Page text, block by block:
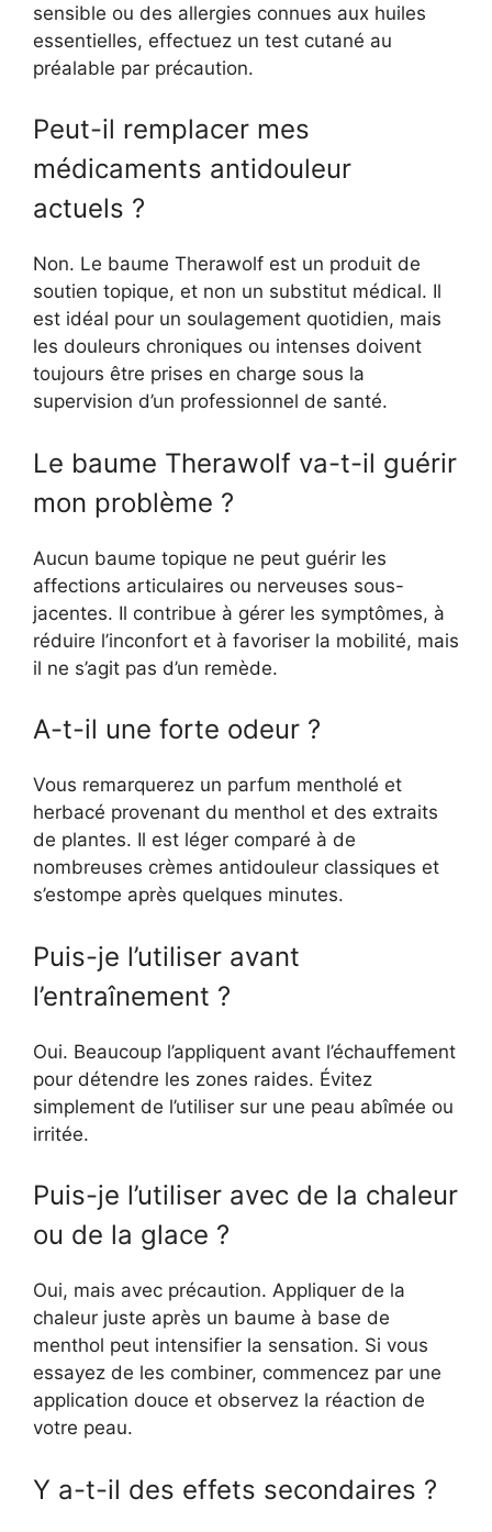
sensible ou des allergies connues aux huiles
essentielles, effectuez un test cutané au
préalable par précaution.
Peut-il remplacer mes
médicaments antidouleur
actuels ?
Non. Le baume Therawolf est un produit de
soutien topique, et non un substitut médical. Il
est idéal pour un soulagement quotidien, mais
les douleurs chroniques ou intenses doivent
toujours être prises en charge sous la
supervision d’un professionnel de santé.
Le baume Therawolf va-t-il guérir
mon problème ?
Aucun baume topique ne peut guérir les
affections articulaires ou nerveuses sous-
jacentes. Il contribue à gérer les symptômes, à
réduire l’inconfort et à favoriser la mobilité, mais
il ne s’agit pas d’un remède.
A-t-il une forte odeur ?
Vous remarquerez un parfum mentholé et
herbacé provenant du menthol et des extraits
de plantes. Il est léger comparé à de
nombreuses crèmes antidouleur classiques et
s’estompe après quelques minutes.
Puis-je l’utiliser avant
l’entraînement ?
Oui. Beaucoup l’appliquent avant l’échauffement
pour détendre les zones raides. Évitez
simplement de l’utiliser sur une peau abîmée ou
irritée.
Puis-je l’utiliser avec de la chaleur
ou de la glace ?
Oui, mais avec précaution. Appliquer de la
chaleur juste après un baume à base de
menthol peut intensifier la sensation. Si vous
essayez de les combiner, commencez par une
application douce et observez la réaction de
votre peau.
Y a-t-il des effets secondaires ?